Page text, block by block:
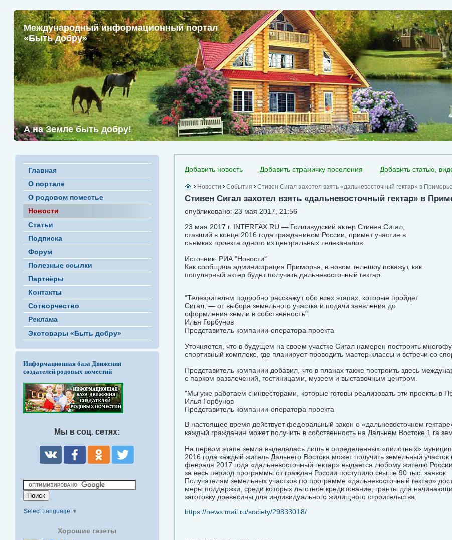
Международный информационный портал
«Быть добру»
А на Земле быть добру!
Главная
О портале
О родовом поместье
Новости
Статьи
Подписка
Форум
Полезные ссылки
Партнёры
Контакты
Сотворчество
Реклама
Экотовары «Быть добру»
Информационная база Движения
создателей родовых поместий
Мы в соц. сетях:
Select Language ▼
Хорошие газеты
Добавить новость Добавить страничку поселения Добавить статью,
Новости События Стивен Сигал захотел взять «дальневосточный гектар» в Приморье
Стивен Сигал захотел взять «дальневосточный гектар» в
опубликовано: 23 мая 2017, 21:56
23 мая 2017 г. INTERFAX.RU — Голливудский актер Стивен Сигал,
ставший в конце 2016 года гражданином России, примет участие в
съемках проекта одного из центральных телеканалов.
Источник: РИА "Новости"
Как сообщила администрация Приморья, в новом телешоу покажут, как
популярный актер будет получать дальневосточный гектар.
"Телезрителям подробно расскажут обо всех этапах, которые пройдет
Сигал, — от выбора земельного участка и подачи заявления до
оформления земли в собственность".
Илья Горбунов
Представитель компании-оператора проекта
Уточняется, что в будущем на своем участке Сигал намерен построить
спортивный комплекс, где планирует проводить мастер-классы и встречи со
Представитель компании добавил, что в планах также построить здесь
с парком развлечений, гостиницами, музеем и выставочным центром.
"Мы уже работаем с инвесторами, которые готовы реализовать эти проекты в
Илья Горбунов
Представитель компании-оператора проекта
В настоящее время действует федеральный закон о «дальневосточном
каждый гражданин может получить в собственность на Дальнем Востоке 1 га
На первом этапе земля выделялась лишь в определенных «пилотных»
2016 года каждый житель Дальнего Востока может получить земельный
февраля 2017 года «дальневосточный гектар» выдается любому жителю
за весь период программы от граждан России поступило свыше 90 тыс. заявок.
Получателям земельных участков по программе «дальневосточный гектар»
меры поддержки, среди которых льготное кредитование, гранты для
заготовку древесины для индивидуального жилищного строительства.
https://news.mail.ru/society/29833018/